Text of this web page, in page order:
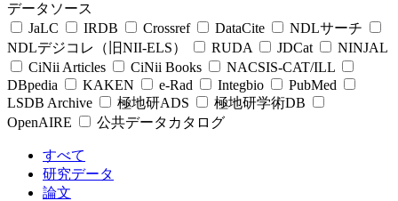
データソース
JaLC
IRDB Crossref DataCite
NDLサーチ
NDLデジコレ（旧NII-ELS）
RUDA JDCat
NINJAL
CiNii Articles
CiNii Books
NACSIS-CAT/ILL
DBpedia
KAKEN e-Rad Integbio
PubMed
LSDB Archive
極地研ADS
極地研学術DB
OpenAIRE
公共データカタログ
すべて
研究データ
論文